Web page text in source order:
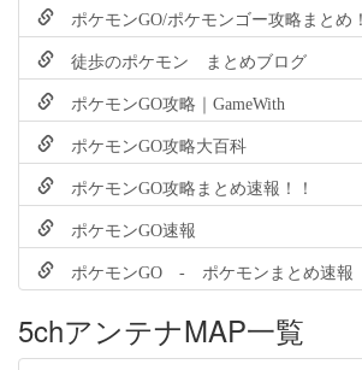
ポケモンGO/ポケモンゴー攻略まとめ
徒歩のポケモン まとめブログ
ポケモンGO攻略｜GameWith
ポケモンGO攻略大百科
ポケモンGO攻略まとめ速報！！
ポケモンGO速報
ポケモンGO - ポケモンまとめ速報
5chアンテナMAP一覧